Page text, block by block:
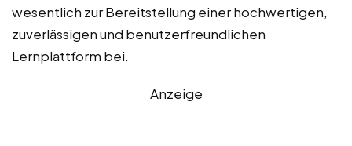
wesentlich zur Bereitstellung einer hochwertigen,
zuverlässigen und benutzerfreundlichen
Lernplattform bei.
Anzeige